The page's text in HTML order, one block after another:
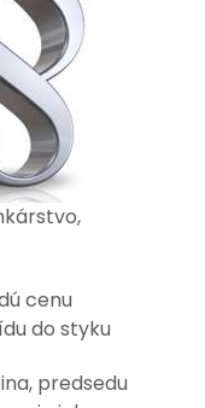
cenu
do styku
predsedu